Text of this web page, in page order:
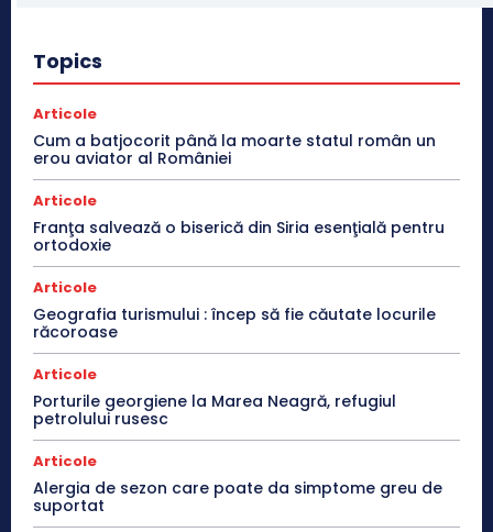
Topics
Articole
Cum a batjocorit până la moarte statul român un
erou aviator al României
Articole
Franţa salvează o biserică din Siria esenţială pentru
ortodoxie
Articole
Geografia turismului : încep să fie căutate locurile
răcoroase
Articole
Porturile georgiene la Marea Neagră, refugiul
petrolului rusesc
Articole
Alergia de sezon care poate da simptome greu de
suportat